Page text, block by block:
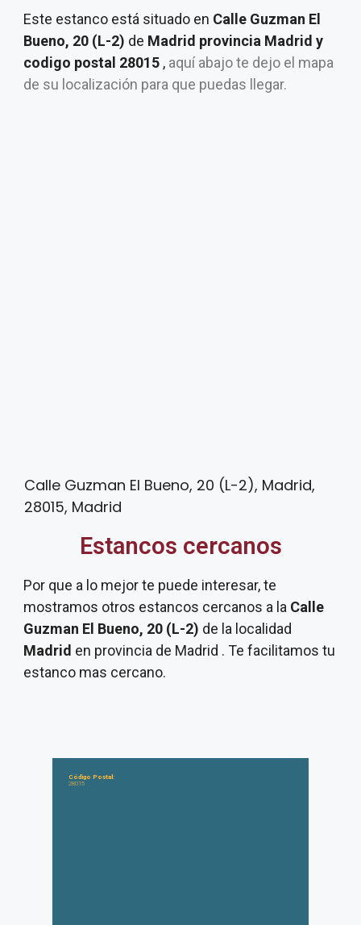
Este estanco está situado en Calle Guzman El
Bueno, 20 (L-2) de Madrid provincia Madrid y
codigo postal 28015 , aquí abajo te dejo el mapa
de su localización para que puedas llegar.
Calle Guzman El Bueno, 20 (L-2), Madrid,
28015, Madrid
Estancos cercanos
Por que a lo mejor te puede interesar, te
mostramos otros estancos cercanos a la Calle
Guzman El Bueno, 20 (L-2) de la localidad
Madrid en provincia de Madrid . Te facilitamos tu
estanco mas cercano.
Código Postal:
28015